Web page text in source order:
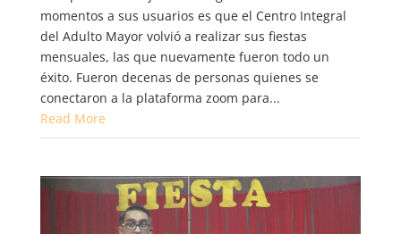
momentos a sus usuarios es que el Centro Integral
del Adulto Mayor volvió a realizar sus fiestas
mensuales, las que nuevamente fueron todo un
éxito. Fueron decenas de personas quienes se
conectaron a la plataforma zoom para...
Read More